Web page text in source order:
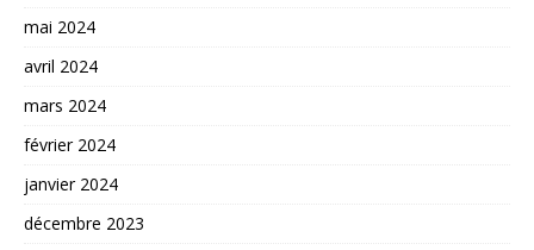
mai 2024
avril 2024
mars 2024
février 2024
janvier 2024
décembre 2023